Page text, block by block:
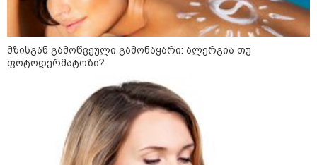
დაკავშირებით ერთობლივ
განცხადებას ავრცელებენ
22:35 / 06-08-2026
საქართველოს მთავრობას, მისი
დაუყოვნებლივი და უპირობო
გათავისუფლებისკენ" - რას
წერს ეუთო-ს წარმომადგენელი
მზია ამაღლობელზე?
21:38 / 06-08-2026
მზისგან გამოწვეული გამონაყარი: ალერგია თუ
ფოტოდერმატოზი?